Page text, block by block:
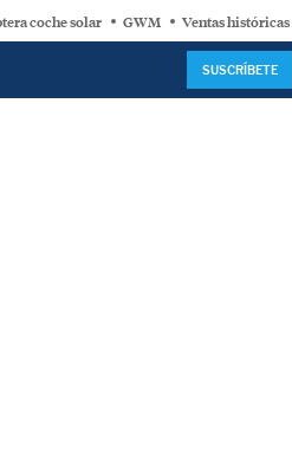
coche solar GWM Ventas históricas
SUSCRÍBETE